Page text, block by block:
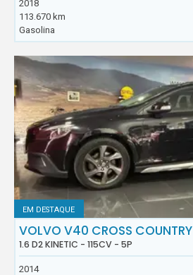
2018
113.670 km
Gasolina
EM DESTAQUE
VOLVO V40 CROSS COUNTRY
1.6 D2 KINETIC - 115CV - 5P
2014